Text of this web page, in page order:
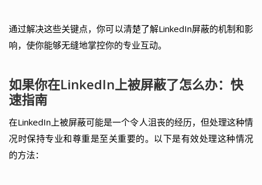
通过解决这些关键点，你可以清楚了解LinkedIn屏蔽的机制和影
响，使你能够无缝地掌控你的专业互动。
如果你在LinkedIn上被屏蔽了怎么办：快
速指南
在LinkedIn上被屏蔽可能是一个令人沮丧的经历，但处理这种情
况时保持专业和尊重是至关重要的。以下是有效处理这种情况
的方法：